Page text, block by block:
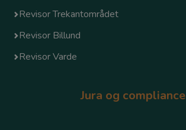
Revisor Trekantområdet
Revisor Billund
Revisor Varde
Jura og compliance